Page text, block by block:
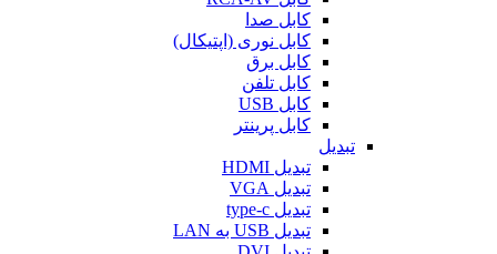
کابل صدا
کابل نوری (اپتیکال)
کابل برق
کابل تلفن
کابل USB
کابل پرینتر
تبدیل
تبدیل HDMI
تبدیل VGA
تبدیل type-c
تبدیل USB به LAN